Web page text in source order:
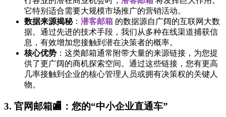
它特别适合需要大规模市场推广的营销活动。
数据来源揭秘： 潜客邮箱 的数据源自广阔的互联网大数
据。通过先进的技术手段，我们从多种在线渠道捕获信
息，有效增加您接触到潜在决策者的概率。
核心优势 ：这类邮箱通常附带大量的来源链接，为您提
供了更广阔的商机探索空间。通过这些链接，您有更高
几率接触到企业的核心管理人员或拥有决策权的关键人
物。
3. 官网邮箱🏬：您的“中小企业直通车”